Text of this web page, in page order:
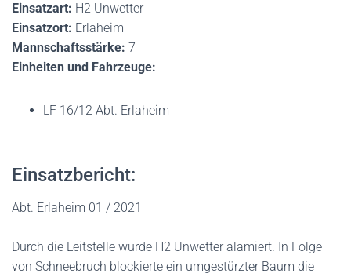
Einsatzart: H2 Unwetter
Einsatzort: Erlaheim
Mannschaftsstärke: 7
Einheiten und Fahrzeuge:
LF 16/12 Abt. Erlaheim
Einsatzbericht:
Abt. Erlaheim 01 / 2021
Durch die Leitstelle wurde H2 Unwetter alamiert. In Folge
von Schneebruch blockierte ein umgestürzter Baum die